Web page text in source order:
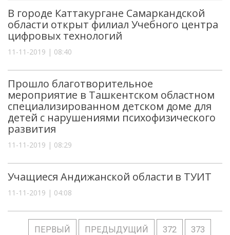
В городе Каттакургане Самаркандской
области открыт филиал Учебного центра
цифровых технологий
11-11-2019 | 08:40
Прошло благотворительное
мероприятие в Ташкентском областном
специализированном детском доме для
детей с нарушениями психофизического
развития
11-11-2019 | 08:29
Учащиеся Андижанской области в ТУИТ
11-11-2019 | 04:08
ПЕРВЫЙ ПРЕДЫДУЩИЙ 372 373